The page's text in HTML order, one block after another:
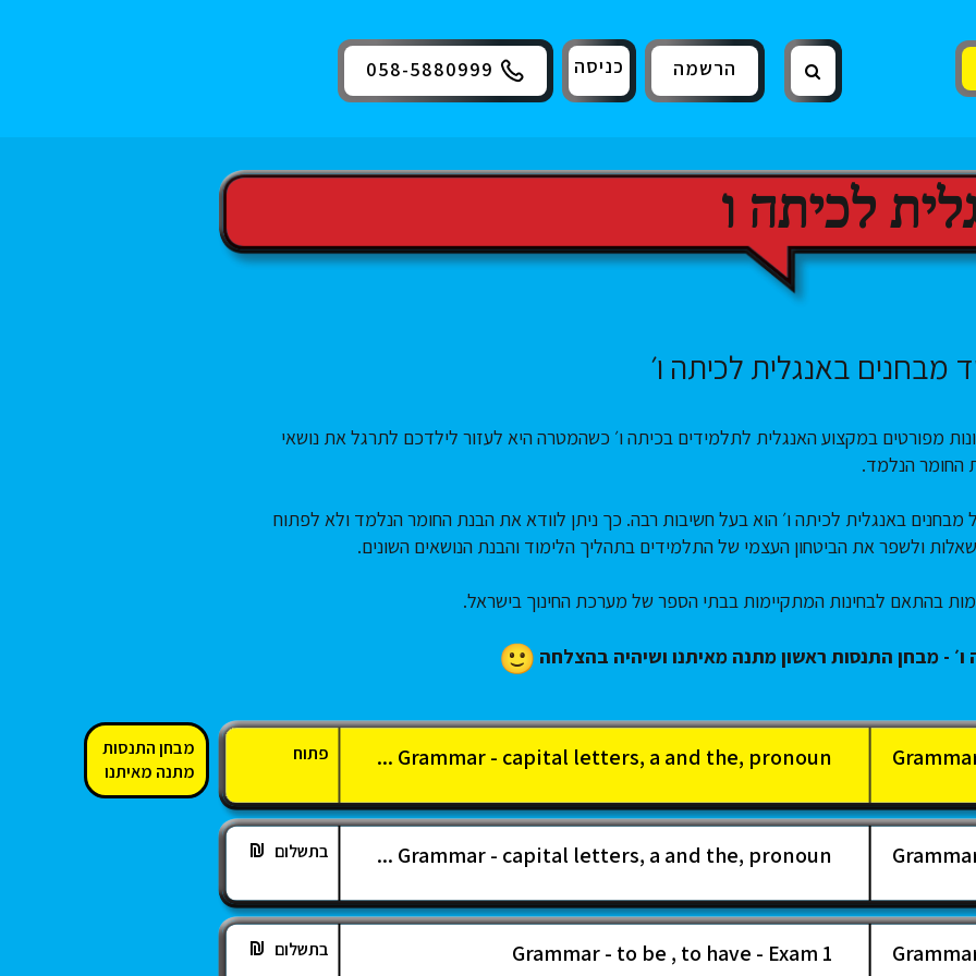
הרשמה כניסה 058-5880999
לכיתה ו
מבחנים באנגלית לכיתה ו׳
מפורטים במקצוע האנגלית לתלמידים בכיתה ו׳ כשהמטרה היא לעזור לילדכם לתרגל את נושאי
החומר הנלמד.
באנגלית לכיתה ו׳ הוא בעל חשיבות רבה. כך ניתן לוודא את הבנת החומר הנלמד ולא לפתוח
ולשפר את הביטחון העצמי של התלמידים בתהליך הלימוד והבנת הנושאים השונים.
בהתאם לבחינות המתקיימות בבתי הספר של מערכת החינוך בישראל.
- מבחן התנסות ראשון מתנה מאיתנו ושיהיה בהצלחה
Grammar - capital letters, a and the, pronoun ... פתוח
מבחן התנסות
מתנה מאיתנו
Grammar - capital letters, a and the, pronoun ... בתשלום
Grammar - to be , to have - Exam 1 בתשלום